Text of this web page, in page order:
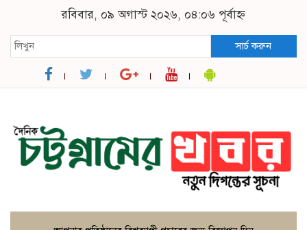
রবিবার, ০৯ অগাস্ট ২০২৬, ০৪:০৬ পূর্বাহ্ন
সার্চ করুন